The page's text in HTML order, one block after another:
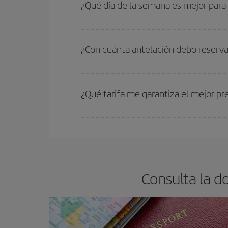
precios encontrarás.
¿Qué día de la semana es mejor
reserves tus billetes de avión más baratos te
barato.
¿Con cuánta antelación debo
estén disponibles o se vayan agotando. Por
¿Qué tarifa me garantiza el mejor
Consulta la